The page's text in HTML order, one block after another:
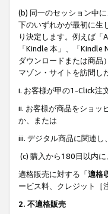
(b) 同一のセッション中
下のいずれかが最初に生
り決定します。例えば「
「Kindle 本」、「
ダウンロードまたは商品
マゾン・サイトを訪問し
i. お客様が甲の1-Click注
ii. お客様が商品をショッ
か、または
iii. デジタル商品に関連
(c) 購入から180日以内
適格販売に対する「適格
ービス料、クレジット［
2. 不適格販売